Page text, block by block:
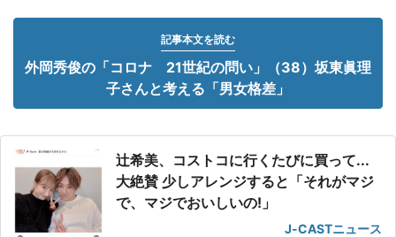
記事本文を読む
外岡秀俊の「コロナ 21世紀の問い」（38）坂東眞理
子さんと考える「男女格差」
辻希美、コストコに行くたびに買って...
大絶賛 少しアレンジすると「それがマジ
で、マジでおいしいの!」
J-CASTニュース